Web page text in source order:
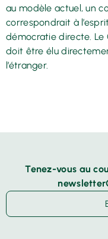
au modèle actuel, un
correspondrait à
démocratie directe. Le
doit être élu
l’étranger.
Tenez-vous au